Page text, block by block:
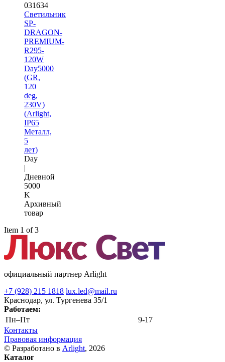
031634
Светильник
SP-
DRAGON-
PREMIUM-
R295-
120W
Day5000
(GR,
120
deg,
230V)
(Arlight,
IP65
Металл,
5
лет)
Day
|
Дневной
5000
K
Архивный
товар
Item 1 of 3
официальный партнер Arlight
+7 (928) 215 1818 lux.led@mail.ru
Краснодар, ул. Тургенева 35/1
Работаем:
Пн–Пт
9-17
Контакты
Правовая информация
© Разработано в Arlight, 2026
Каталог